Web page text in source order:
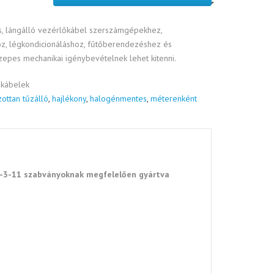
Vezérlőkábelek antibakteriális
lángálló vezérlőkábel szerszámgépekhez,
légkondicionáláshoz, fűtőberendezéshez és
mechanikai igénybevételnek lehet kitenni.
tűzálló, hajlékony, halogénmentes, méterenként
3-11 szabványoknak megfelelően gyártva